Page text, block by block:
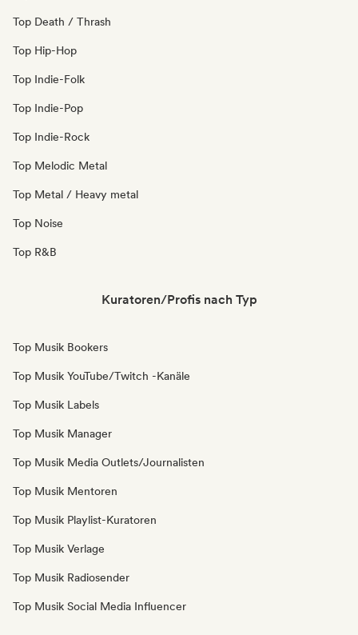
Top Death / Thrash
Top Hip-Hop
Top Indie-Folk
Top Indie-Pop
Top Indie-Rock
Top Melodic Metal
Top Metal / Heavy metal
Top Noise
Top R&B
Kuratoren/Profis nach Typ
Top Musik Bookers
Top Musik YouTube/Twitch -Kanäle
Top Musik Labels
Top Musik Manager
Top Musik Media Outlets/Journalisten
Top Musik Mentoren
Top Musik Playlist-Kuratoren
Top Musik Verlage
Top Musik Radiosender
Top Musik Social Media Influencer